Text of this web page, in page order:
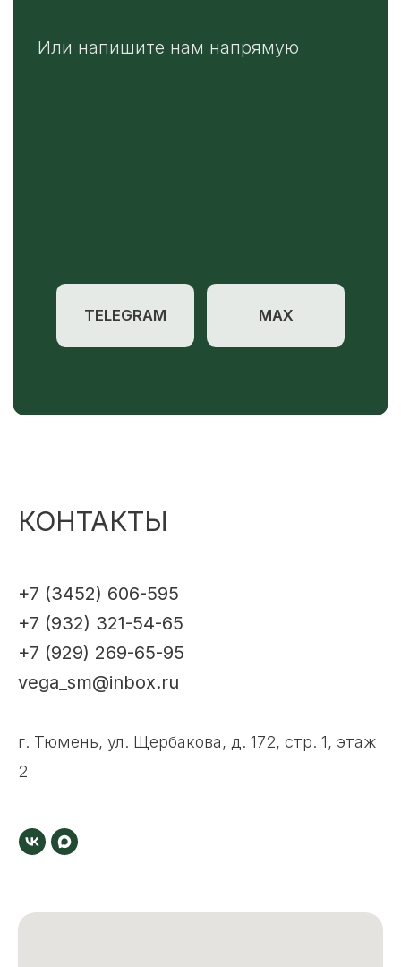
КОНТАКТЫ
+7 (3452) 606-595
+7 (932) 321-54-65
+7 (929) 269-65-95
vega_sm@inbox.ru
г. Тюмень, ул. Щербакова, д. 172, стр. 1, этаж
2